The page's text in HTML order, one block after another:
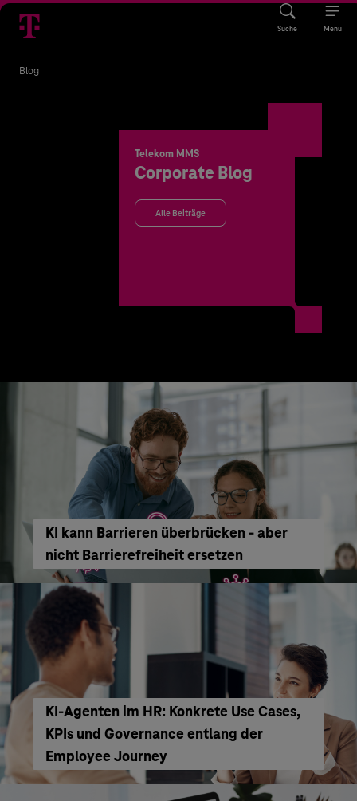
Suche Menü
Blog
Telekom MMS
Corporate Blog
Alle Beiträge
KI kann Barrieren überbrücken - aber
nicht Barrierefreiheit ersetzen
KI‑Agenten im HR: Konkrete Use Cases,
KPIs und Governance entlang der
Employee Journey